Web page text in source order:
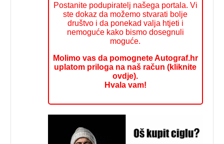
Postanite podupiratelj našega portala. Vi
ste dokaz da možemo stvarati bolje
društvo i da ponekad valja htjeti i
nemoguće kako bismo dosegnuli
moguće.
Molimo vas da pomognete Autograf.hr
uplatom priloga na naš račun (kliknite
ovdje).
Hvala vam!